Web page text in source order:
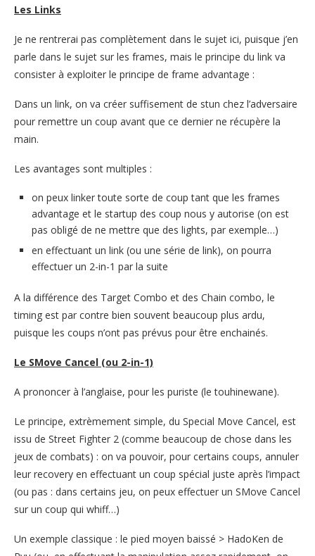
Les Links
Je ne rentrerai pas complètement dans le sujet ici, puisque j’en
parle dans le sujet sur les frames, mais le principe du link va
consister à exploiter le principe de frame advantage :
Dans un link, on va créer suffisement de stun chez l’adversaire
pour remettre un coup avant que ce dernier ne récupère la
main.
Les avantages sont multiples :
on peux linker toute sorte de coup tant que les frames
advantage et le startup des coup nous y autorise (on est
pas obligé de ne mettre que des lights, par exemple…)
en effectuant un link (ou une série de link), on pourra
effectuer un 2-in-1 par la suite
A la différence des Target Combo et des Chain combo, le
timing est par contre bien souvent beaucoup plus ardu,
puisque les coups n’ont pas prévus pour être enchainés.
Le SMove Cancel (ou 2-in-1)
A prononcer à l’anglaise, pour les puriste (le touhinewane).
Le principe, extrèmement simple, du Special Move Cancel, est
issu de Street Fighter 2 (comme beaucoup de chose dans les
jeux de combats) : on va pouvoir, pour certains coups, annuler
leur recovery en effectuant un coup spécial juste après l’impact
(ou pas : dans certains jeu, on peux effectuer un SMove Cancel
sur un coup qui whiff…)
Un exemple classique : le pied moyen baissé > HadoKen de